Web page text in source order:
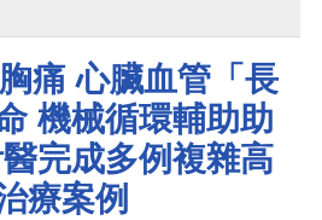
痛 心臟血管「長
機械循環輔助助
完成多例複雜高
療案例